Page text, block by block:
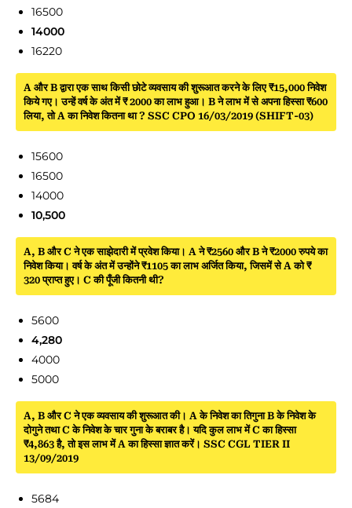
16500
14000
16220
A और B द्वारा एक साथ किसी छोटे व्यवसाय की शुरूआत करने के लिए ₹15,000 निवेश
किये गए। उन्हें वर्ष के अंत में ₹ 2000 का लाभ हुआ। B ने लाभ में से अपना हिस्सा ₹600
लिया, तो A का निवेश कितना था ? SSC CPO 16/03/2019 (SHIFT-03)
15600
16500
14000
10,500
A, B और C ने एक साझेदारी में प्रवेश किया। A ने ₹2560 और B ने ₹2000 रुपये का
निवेश किया। वर्ष के अंत में उन्होंने ₹1105 का लाभ अर्जित किया, जिसमें से A को ₹
320 प्राप्त हुए। C की पूँजी कितनी थी?
5600
4,280
4000
5000
A, B और C ने एक व्यवसाय की शुरूआत की। A के निवेश का तिगुना B के निवेश के
दोगुने तथा C के निवेश के चार गुना के बराबर है। यदि कुल लाभ में C का हिस्सा
₹4,863 है, तो इस लाभ में A का हिस्सा ज्ञात करें। SSC CGL TIER II
13/09/2019
5684